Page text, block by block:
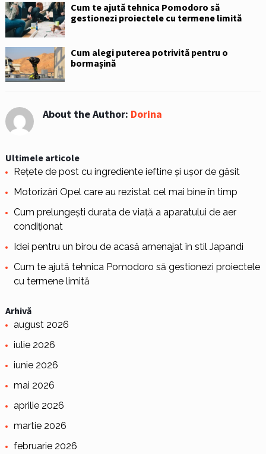
Cum te ajută tehnica Pomodoro să
gestionezi proiectele cu termene limită
Cum alegi puterea potrivită pentru o
bormașină
About the Author: Dorina
Ultimele articole
Rețete de post cu ingrediente ieftine și ușor de găsit
Motorizări Opel care au rezistat cel mai bine în timp
Cum prelungești durata de viață a aparatului de aer
condiționat
Idei pentru un birou de acasă amenajat în stil Japandi
Cum te ajută tehnica Pomodoro să gestionezi proiectele
cu termene limită
Arhivă
august 2026
iulie 2026
iunie 2026
mai 2026
aprilie 2026
martie 2026
februarie 2026